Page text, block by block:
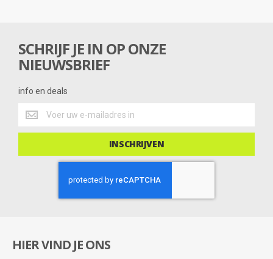
SCHRIJF JE IN OP ONZE
NIEUWSBRIEF
info en deals
info
en
deals
INSCHRIJVEN
HIER VIND JE ONS